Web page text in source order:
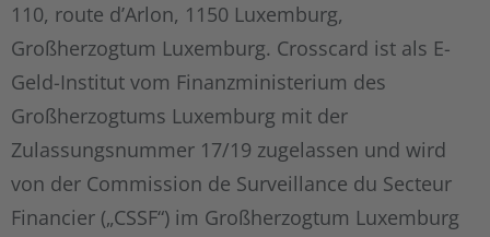
110, route d’Arlon, 1150 Luxemburg,
Großherzogtum Luxemburg. Crosscard ist als E-
Geld-Institut vom Finanzministerium des
Großherzogtums Luxemburg mit der
Zulassungsnummer 17/19 zugelassen und wird
von der Commission de Surveillance du Secteur
Financier („CSSF“) im Großherzogtum Luxemburg